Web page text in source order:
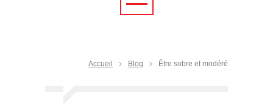
Accueil Blog Être sobre et modéré